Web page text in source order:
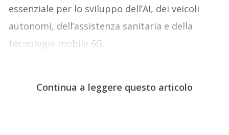
essenziale per lo sviluppo dell’AI, dei veicoli
autonomi, dell’assistenza sanitaria e della
tecnologia mobile 6G.
Continua a leggere questo articolo